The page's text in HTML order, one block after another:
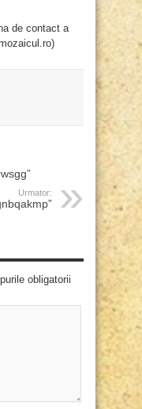
de contact a
Urmator:
obligatorii